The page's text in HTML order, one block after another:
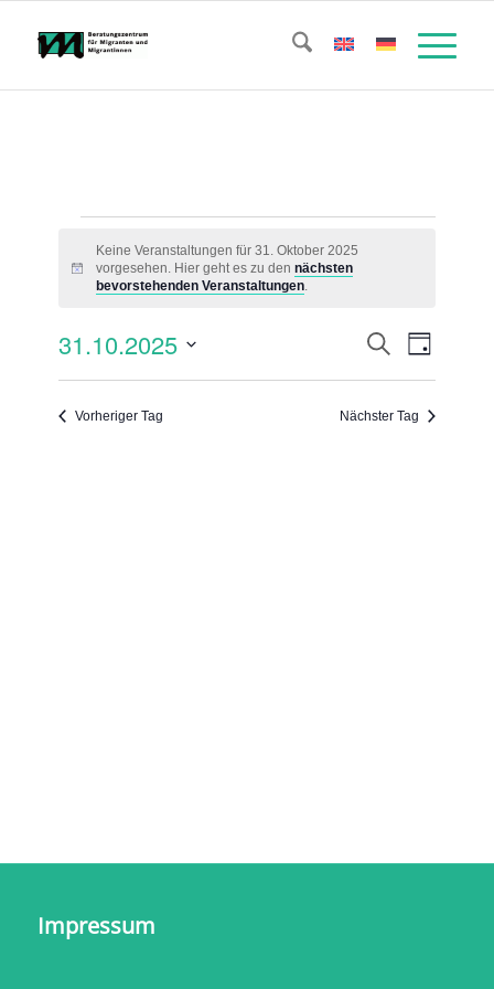
Veranstaltungen
für
Oktober
2025
Hinweis
Keine Veranstaltungen für 31. Oktober 2025
vorgesehen. Hier geht es zu den nächsten
bevorstehenden Veranstaltungen.
Suche
und
SucheTag
31.10.2025
Vorheriger Tag Nächster Tag
Impressum